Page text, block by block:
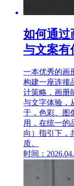
如何通过
与文案有
一本优秀的画
构建一座连接
计策略，画册
与文字体验，
于，色彩、图
用，在统一的
向）指引下，
质。
时间：